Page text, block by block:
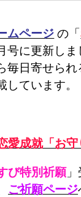
ムページ の「
号に更新しま
毎日寄せら
しています。
愛成就「お
び特別祈願」
ご祈願ページ